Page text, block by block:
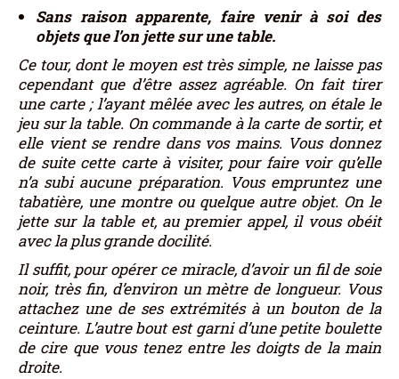
Sans raison apparente, faire venir à soi des
objets que l’on jette sur une table.
Ce tour, dont le moyen est très simple, ne laisse pas
cependant que d’être assez agréable. On fait tirer
une carte ; l’ayant mêlée avec les autres, on étale le
jeu sur la table. On commande à la carte de sortir, et
elle vient se rendre dans vos mains. Vous donnez
de suite cette carte à visiter, pour faire voir qu’elle
n’a subi aucune préparation. Vous empruntez une
tabatière, une montre ou quelque autre objet. On le
jette sur la table et, au premier appel, il vous obéit
avec la plus grande docilité.
Il suffit, pour opérer ce miracle, d’avoir un fil de soie
noir, très fin, d’environ un mètre de longueur. Vous
attachez une de ses extrémités à un bouton de la
ceinture. L’autre bout est garni d’une petite boulette
de cire que vous tenez entre les doigts de la main
droite.